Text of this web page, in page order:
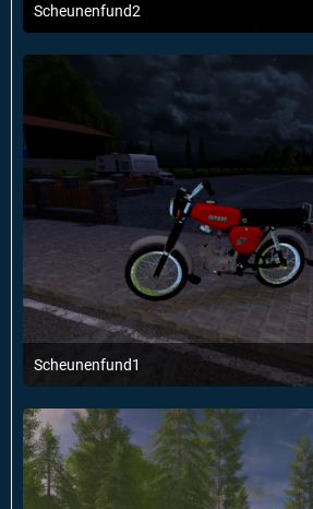
Scheunenfund2
9. Dezember 2016 um 20:25
Scheunenfund1
9. Dezember 2016 um 20:25